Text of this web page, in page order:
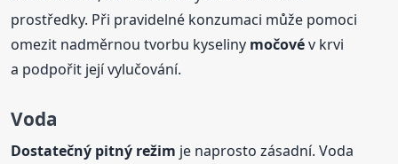
prostředky. Při pravidelné konzumaci může pomoci
omezit nadměrnou tvorbu kyseliny močovév krvi
a podpořit její vylučování.
Voda
Dostatečný pitný režim je naprosto zásadní. Voda